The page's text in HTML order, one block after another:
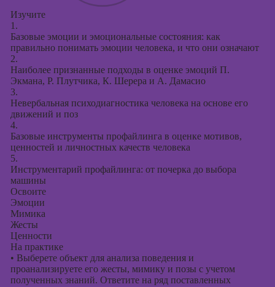
Изучите
1.
Базовые эмоции и эмоциональные состояния: как
правильно понимать эмоции человека, и что они означают
2.
Наиболее признанные подходы в оценке эмоций П.
Экмана, Р. Плутчика, К. Шерера и А. Дамасио
3.
Невербальная психодиагностика человека на основе его
движений и поз
4.
Базовые инструменты профайлинга в оценке мотивов,
ценностей и личностных качеств человека
5.
Инструментарий профайлинга: от почерка до выбора
машины
Освоите
Эмоции
Мимика
Жесты
Ценности
На практике
• Выберете объект для анализа поведения и
проанализируете его жесты, мимику и позы с учетом
полученных знаний. Ответите на ряд поставленных